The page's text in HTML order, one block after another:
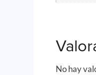
No hay